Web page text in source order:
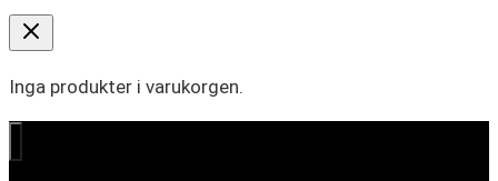
Inga produkter i varukorgen.